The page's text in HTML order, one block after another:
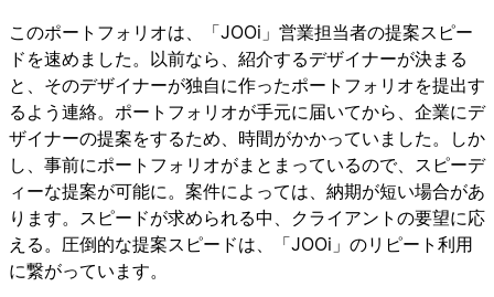
このポートフォリオは、「JOOi」営業担当者の提案スピー
ドを速めました。以前なら、紹介するデザイナーが決まる
と、そのデザイナーが独自に作ったポートフォリオを提出す
るよう連絡。ポートフォリオが手元に届いてから、企業にデ
ザイナーの提案をするため、時間がかかっていました。しか
し、事前にポートフォリオがまとまっているので、スピーデ
ィーな提案が可能に。案件によっては、納期が短い場合があ
ります。スピードが求められる中、クライアントの要望に応
える。圧倒的な提案スピードは、「JOOi」のリピート利用
に繋がっています。